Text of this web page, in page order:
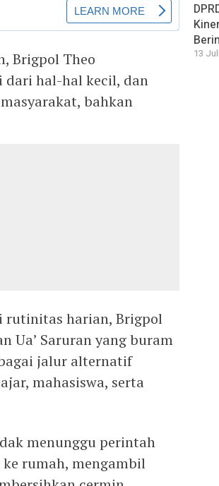
Brigpol Theo
dari hal-hal kecil, dan
bahkan
rutinitas harian, Brigpol
Ua’ Saruran yang buram
jalur alternatif
mahasiswa, serta
menunggu perintah
rumah, mengambil
13